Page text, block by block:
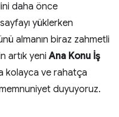
daha önce
yüklerken
almanın biraz zahmetli
artık yeniAna Konu İş
kolayca ve rahatça
duyuyoruz.